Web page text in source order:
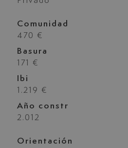
Comunidad
470 €
Basura
171 €
Ibi
1.219 €
Año constr
2.012
Orientación